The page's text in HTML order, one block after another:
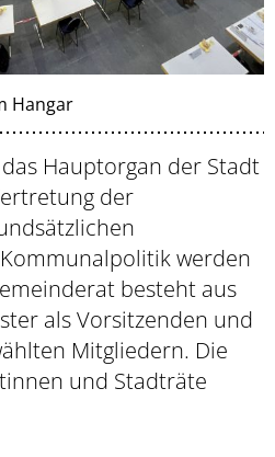
Hangar
Hauptorgan der Stadt
der
werden
besteht aus
als Vorsitzenden und
Mitgliedern. Die
und Stadträte